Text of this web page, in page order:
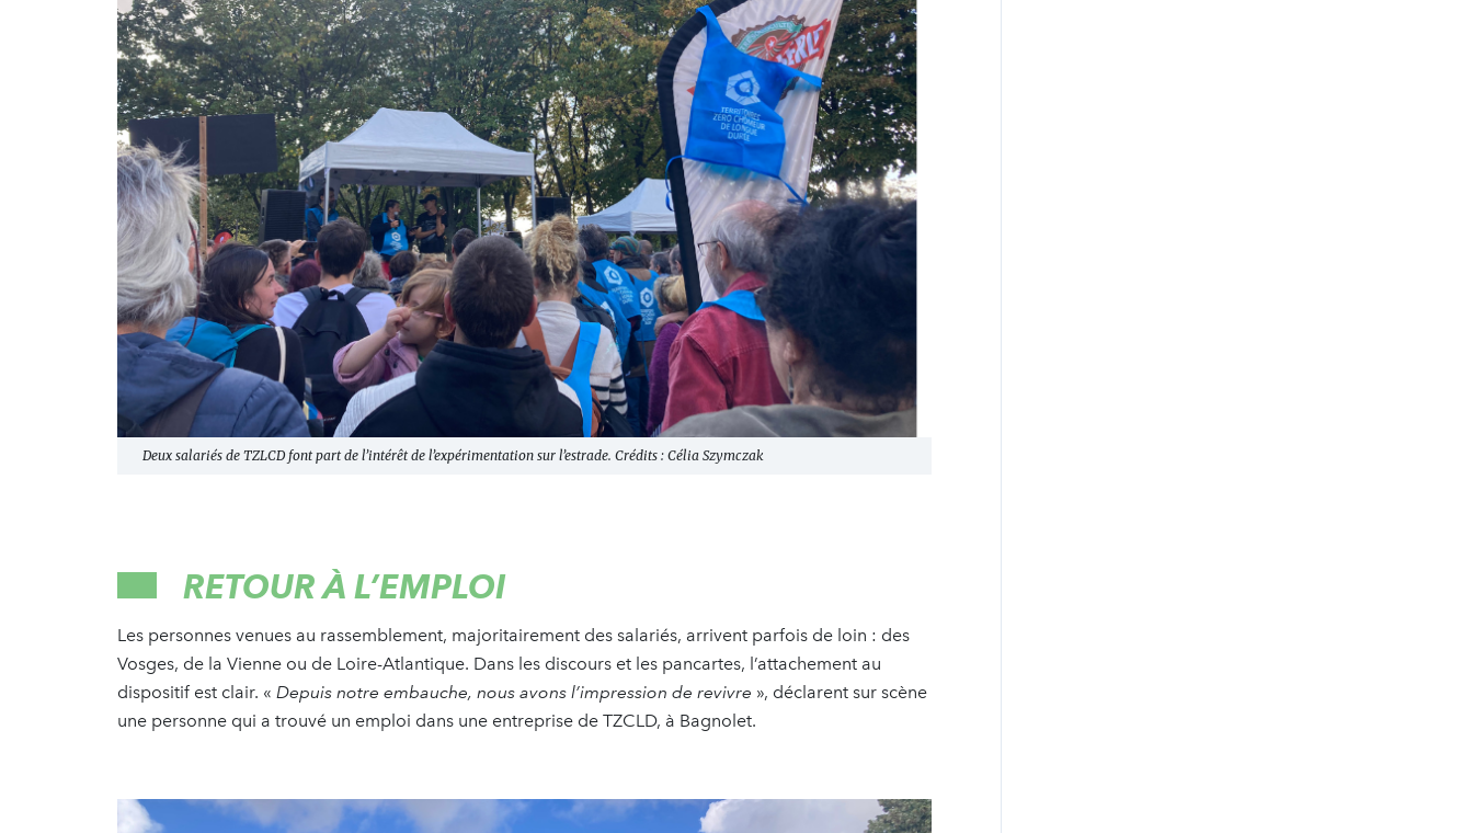
Deux salariés de TZLCD font part de l’intérêt de l’expérimentation sur l’estrade. Crédits : Célia Szymczak
RETOUR À L’EMPLOI
Les personnes venues au rassemblement, majoritairement des salariés, arrivent parfois de loin : des
Vosges, de la Vienne ou de Loire-Atlantique. Dans les discours et les pancartes, l’attachement au
dispositif est clair. « Depuis notre embauche, nous avons l’impression de revivre », déclarent sur scène
une personne qui a trouvé un emploi dans une entreprise de TZCLD, à Bagnolet.